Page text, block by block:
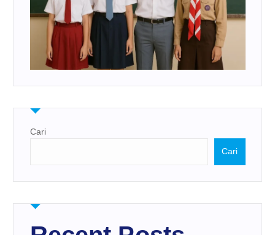
Cari
Cari